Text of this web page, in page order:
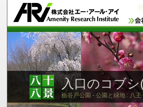
入口のコブ
栃谷戸公園 - 公園と緑地 : 八